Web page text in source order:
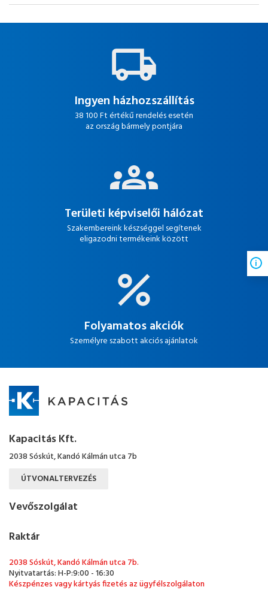
Ingyen házhozszállítás
38 100 Ft értékű rendelés esetén
az ország bármely pontjára
Területi képviselői hálózat
Szakembereink készséggel segítenek
eligazodni termékeink között
Folyamatos akciók
Személyre szabott akciós ajánlatok
Kapacitás Kft.
2038 Sóskút, Kandó Kálmán utca 7b
ÚTVONALTERVEZÉS
Vevőszolgálat
Raktár
2038 Sóskút, Kandó Kálmán utca 7b.
Nyitvatartás: H-P:9:00 - 16:30
Készpénzes vagy kártyás fizetés az ügyfélszolgálaton